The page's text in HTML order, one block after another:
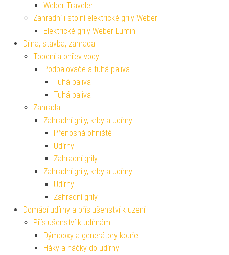
Weber Traveler
Zahradní i stolní elektrické grily Weber
Elektrické grily Weber Lumin
Dílna, stavba, zahrada
Topení a ohřev vody
Podpalovače a tuhá paliva
Tuhá paliva
Tuhá paliva
Zahrada
Zahradní grily, krby a udírny
Přenosná ohniště
Udírny
Zahradní grily
Zahradní grily, krby a udírny
Udírny
Zahradní grily
Domácí udírny a příslušenství k uzení
Příslušenství k udírnám
Dýmboxy a generátory kouře
Háky a háčky do udírny